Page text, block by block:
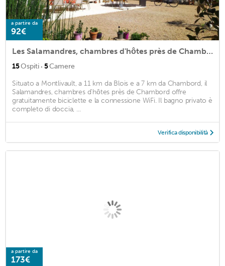
a partire da
92€
Les Salamandres, chambres d'hôtes près de Chambord
15Ospiti · 5Camere
Situato a Montlivault, a 11 km da Blois e a 7 km da Chambord, il
Salamandres, chambres d'hôtes près de Chambord offre
gratuitamente biciclette e la connessione WiFi. Il bagno privato è
completo di doccia, ...
Verifica disponibilità
a partire da
173€